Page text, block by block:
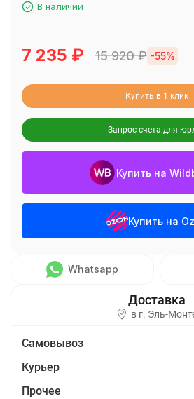
В наличии
7 235 ₽ 15 920₽ -55%
Купить в 1 клик
Запрос счета для
Купить на
Купить на
Whatsapp
в г. Эль-
Самовывоз
Курьер
Прочее